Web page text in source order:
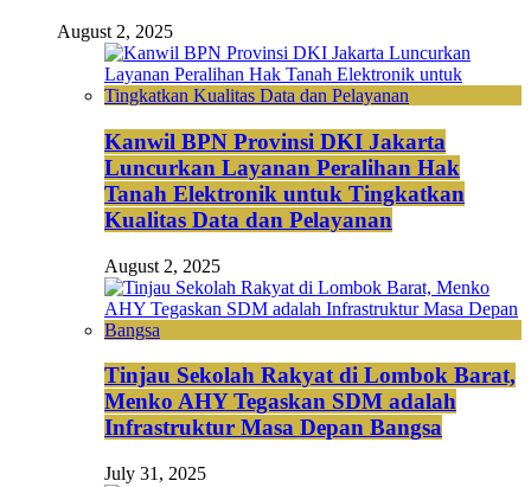
August 2, 2025
Kanwil BPN Provinsi DKI Jakarta
Luncurkan Layanan Peralihan Hak
Tanah Elektronik untuk Tingkatkan
Kualitas Data dan Pelayanan
August 2, 2025
Tinjau Sekolah Rakyat di Lombok Barat,
Menko AHY Tegaskan SDM adalah
Infrastruktur Masa Depan Bangsa
July 31, 2025